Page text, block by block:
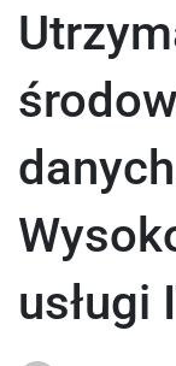
usługi